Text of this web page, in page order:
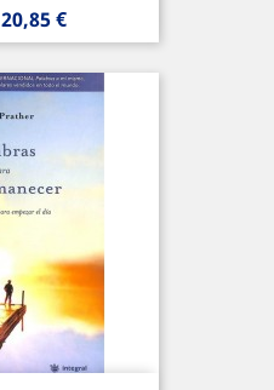
Precio
20,85 €